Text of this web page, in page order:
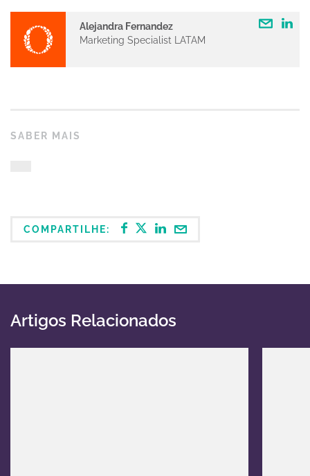
Alejandra Fernandez
Marketing Specialist LATAM
SABER MAIS
COMPARTILHE:
Artigos Relacionados